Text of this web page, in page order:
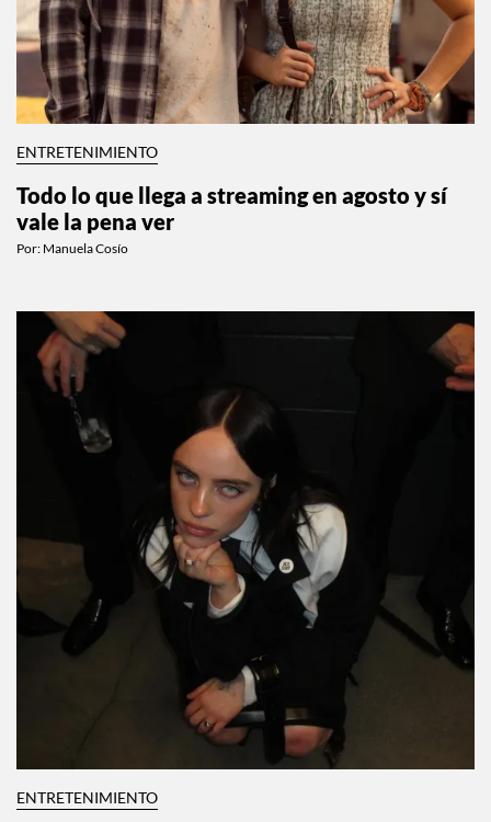
ENTRETENIMIENTO
Todo lo que llega a streaming en agosto y sí
vale la pena ver
Por: Manuela Cosío
ENTRETENIMIENTO